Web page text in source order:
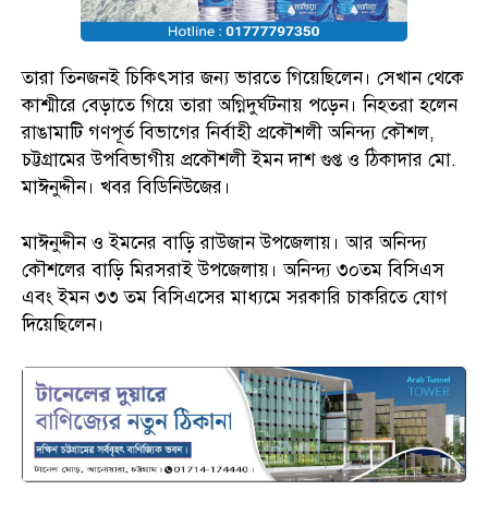
তারা তিনজনই চিকিৎসার জন্য ভারতে গিয়েছিলেন। সেখান থেকে
কাশ্মীরে বেড়াতে গিয়ে তারা অগ্নিদুর্ঘটনায় পড়েন। নিহতরা হলেন
রাঙামাটি গণপূর্ত বিভাগের নির্বাহী প্রকৌশলী অনিন্দ্য কৌশল,
চট্টগ্রামের উপবিভাগীয় প্রকৌশলী ইমন দাশ গুপ্ত ও ঠিকাদার মো.
মাঈনুদ্দীন। খবর বিডিনিউজের।
মাঈনুদ্দীন ও ইমনের বাড়ি রাউজান উপজেলায়। আর অনিন্দ্য
কৌশলের বাড়ি মিরসরাই উপজেলায়। অনিন্দ্য ৩০তম বিসিএস
এবং ইমন ৩৩ তম বিসিএসের মাধ্যমে সরকারি চাকরিতে যোগ
দিয়েছিলেন।